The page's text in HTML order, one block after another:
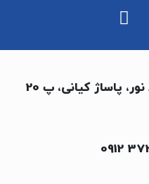
پاساژ کیانی، پ 20
0912